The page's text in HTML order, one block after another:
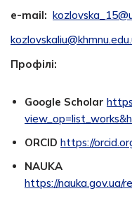
e-mail:
Профілі:
Google Scholar
ORCID https://
NAUKA
https://nauka.gov.ua/